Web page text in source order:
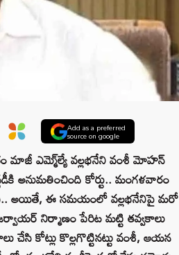
Add as a preferred
source on google
మాజీ ఎమ్మె్ల్యే వల్లభనేని వంశీ మోహన్‌
అనుమతించింది కోర్టు.. మంగళవారం
అయితే, ఈ సమయంలో వల్లభనేనిపై మరో
నిర్మాణం పేరిట మట్టి తవ్వకాలు
చేసి కోట్లు కొల్లగొట్టినట్టు వంశీ, ఆయన